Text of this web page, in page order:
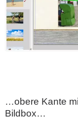
…obere Kante
Bildbox…